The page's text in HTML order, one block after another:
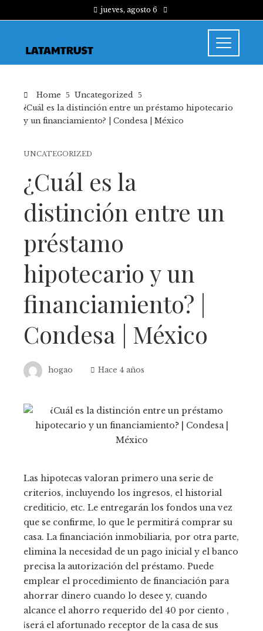
jueves, agosto 6
Home
Uncategorized
¿Cuál es la distinción entre un préstamo hipotecario
y un financiamiento? | Condesa | México
UNCATEGORIZED
¿Cuál es la
distinción entre un
préstamo
hipotecario y un
financiamiento? |
Condesa | México
hogao Hace 4 años
Las hipotecas valoran primero una serie de
criterios, incluyendo los ingresos, el historial
crediticio, etc. Le entregarán los fondos una vez
que se confirme, lo que le permitirá comprar su
casa. La financiación inmobiliaria, por otra parte,
elimina la necesidad de un pago inicial y el banco
precisa la autorización del préstamo. Puede
emplear el procedimiento de financiación para
ahorrar dinero cuando lo desee y, cuando
alcance el ahorro requerido del 40 por ciento ,
¡será el afortunado receptor de la casa de sus